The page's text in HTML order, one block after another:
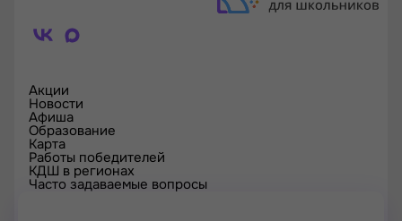
Акции
Новости
Афиша
Образование
Карта
Работы победителей
КДШ в регионах
Часто задаваемые вопросы
Проверка сертификата